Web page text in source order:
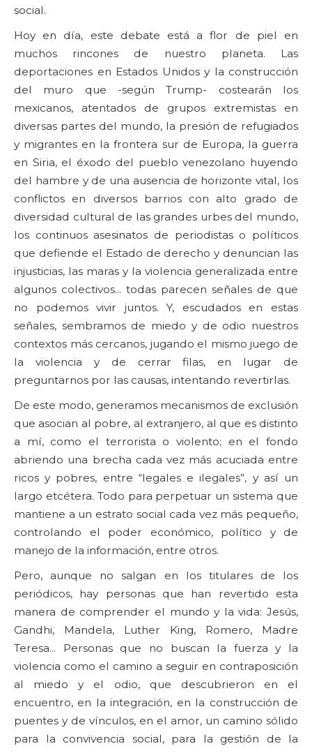
social.
Hoy en día, este debate está a flor de piel en
muchos rincones de nuestro planeta. Las
deportaciones en Estados Unidos y la construcción
del muro que -según Trump- costearán los
mexicanos, atentados de grupos extremistas en
diversas partes del mundo, la presión de refugiados
y migrantes en la frontera sur de Europa, la guerra
en Siria, el éxodo del pueblo venezolano huyendo
del hambre y de una ausencia de horizonte vital, los
conflictos en diversos barrios con alto grado de
diversidad cultural de las grandes urbes del mundo,
los continuos asesinatos de periodistas o políticos
que defiende el Estado de derecho y denuncian las
injusticias, las maras y la violencia generalizada entre
algunos colectivos... todas parecen señales de que
no podemos vivir juntos. Y, escudados en estas
señales, sembramos de miedo y de odio nuestros
contextos más cercanos, jugando el mismo juego de
la violencia y de cerrar filas, en lugar de
preguntarnos por las causas, intentando revertirlas.
De este modo, generamos mecanismos de exclusión
que asocian al pobre, al extranjero, al que es distinto
a mí, como el terrorista o violento; en el fondo
abriendo una brecha cada vez más acuciada entre
ricos y pobres, entre “legales e ilegales”, y así un
largo etcétera. Todo para perpetuar un sistema que
mantiene a un estrato social cada vez más pequeño,
controlando el poder económico, político y de
manejo de la información, entre otros.
Pero, aunque no salgan en los titulares de los
periódicos, hay personas que han revertido esta
manera de comprender el mundo y la vida: Jesús,
Gandhi, Mandela, Luther King, Romero, Madre
Teresa... Personas que no buscan la fuerza y la
violencia como el camino a seguir en contraposición
al miedo y el odio, que descubrieron en el
encuentro, en la integración, en la construcción de
puentes y de vínculos, en el amor, un camino sólido
para la convivencia social, para la gestión de la